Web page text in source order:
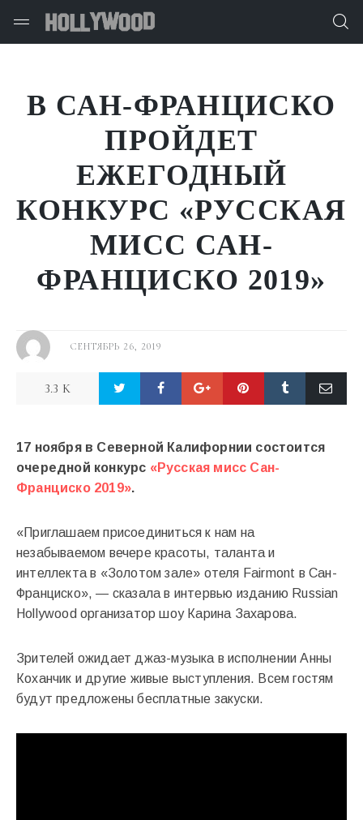
В САН-ФРАНЦИСКО
ПРОЙДЕТ
ЕЖЕГОДНЫЙ
КОНКУРС «РУССКАЯ
МИСС САН-
ФРАНЦИСКО 2019»
СЕНТЯБРЬ 26, 2019
3.3 K
17 ноября в Северной Калифорнии состоится
очередной конкурс «Русская мисс Сан-
Франциско 2019».
«Приглашаем присоединиться к нам на
незабываемом вечере красоты, таланта и
интеллекта в «Золотом зале» отеля Fairmont в Сан-
Франциско», — сказала в интервью изданию Russian
Hollywood организатор шоу Карина Захарова.
Зрителей ожидает джаз-музыка в исполнении Анны
Коханчик и другие живые выступления. Всем гостям
будут предложены бесплатные закуски.